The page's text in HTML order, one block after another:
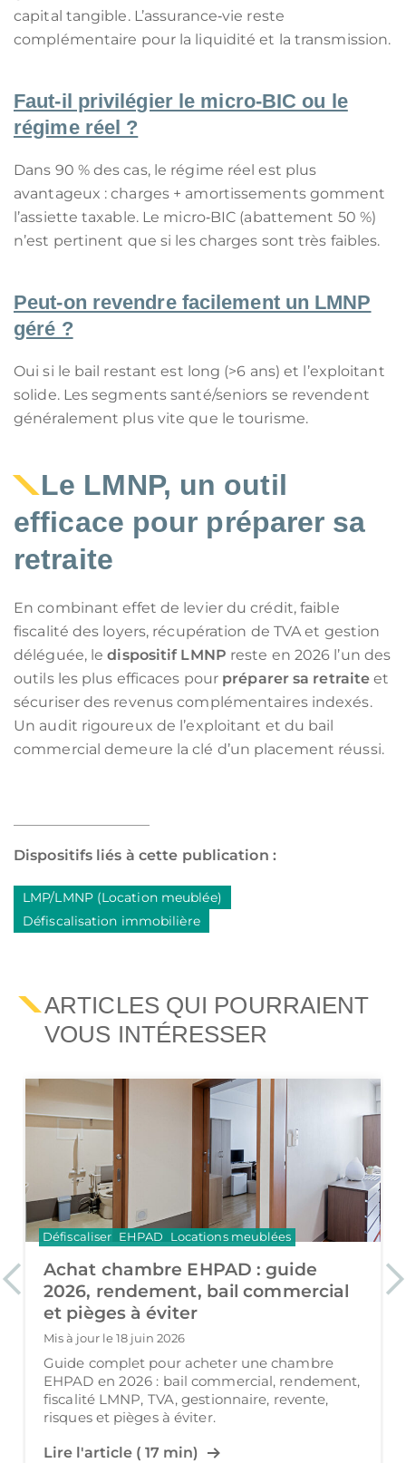
capital tangible. L’assurance‑vie reste
complémentaire pour la liquidité et la transmission.
Faut‑il privilégier le micro‑BIC ou le
régime réel ?
Dans 90 % des cas, le régime réel est plus
avantageux : charges + amortissements gomment
l’assiette taxable. Le micro‑BIC (abattement 50 %)
n’est pertinent que si les charges sont très faibles.
Peut‑on revendre facilement un LMNP
géré ?
Oui si le bail restant est long (>6 ans) et l’exploitant
solide. Les segments santé/seniors se revendent
généralement plus vite que le tourisme.
Le LMNP, un outil
efficace pour préparer sa
retraite
En combinant effet de levier du crédit, faible
fiscalité des loyers, récupération de TVA et gestion
déléguée, ledispositif LMNP reste en 2026 l’un des
outils les plus efficaces pour préparer sa retraite et
sécuriser des revenus complémentaires indexés.
Un audit rigoureux de l’exploitant et du bail
commercial demeure la clé d’un placement réussi.
Dispositifs liés à cette publication :
LMP/LMNP (Location meublée)
Défiscalisation immobilière
ARTICLES QUI POURRAIENT
VOUS INTÉRESSER
PreviousAchat chambre EHPAD : guide
2026, rendement, bail commercial
et pièges à éviter
Mis à jour le 18 juin 2026
Guide complet pour acheter une chambre
EHPAD en 2026 : bail commercial, rendement,
fiscalité LMNP, TVA, gestionnaire, revente,
risques et pièges à éviter.
Lire l'article ( 17 min)
Défiscaliser EHPAD Locations meublées